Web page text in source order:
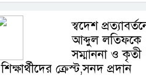
স্বদেশ
আব্দুল লতিফকে
সম্মাননা ও কৃতী
শিক্ষার্থীদের ক্রেস্ট,সনদ প্রদান